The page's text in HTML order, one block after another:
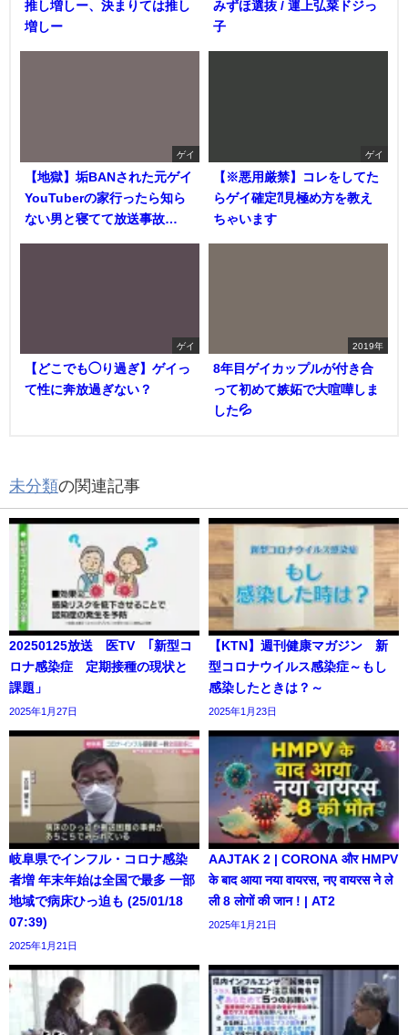
推し増しー、決まりては推し
増しー
みずほ選抜 / 運上弘菜ドジっ
子
ゲイ
【地獄】垢BANされた元ゲイ
YouTuberの家行ったら知ら
ない男と寝てて放送事故…
ゲイ
【※悪用厳禁】コレをしてた
らゲイ確定⁈見極め方を教え
ちゃいます
ゲイ
【どこでも◯り過ぎ】ゲイっ
て性に奔放過ぎない？
2019年
8年目ゲイカップルが付き合
って初めて嫉妬で大喧嘩しま
した💦
未分類の関連記事
20250125放送 医TV ｢新型コ
ロナ感染症 定期接種の現状と
課題」
2025年1月27日
【KTN】週刊健康マガジン 新
型コロナウイルス感染症～もし
感染したときは？～
2025年1月23日
岐阜県でインフル・コロナ感染
者増 年末年始は全国で最多 一部
地域で病床ひっ迫も (25/01/18
07:39)
2025年1月21日
AAJTAK 2 | CORONA और HMPV
के बाद आया नया वायरस, नए वायरस ने ले
ली 8 लोगों की जान ! | AT2
2025年1月21日